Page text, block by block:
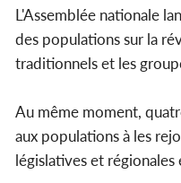
L'Assemblée nationale
des populations sur la
traditionnels et les
Au même moment,
aux populations à les
législatives et régionales